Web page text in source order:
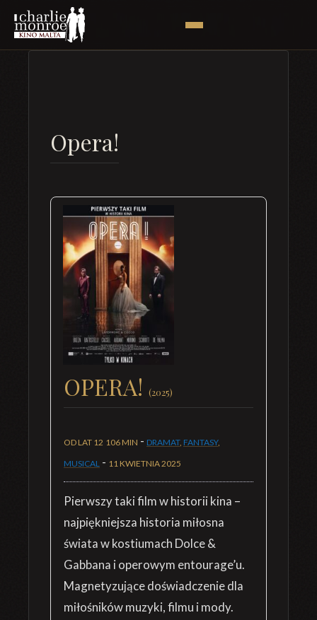
Opera!
OPERA! (2025)
OD LAT 12 106 MIN - DRAMAT, FANTASY,
MUSICAL - 11 KWIETNIA 2025
Pierwszy taki film w historii kina –
najpiękniejsza historia miłosna
świata w kostiumach Dolce &
Gabbana i operowym entourage’u.
Magnetyzujące doświadczenie dla
miłośników muzyki, filmu i mody.